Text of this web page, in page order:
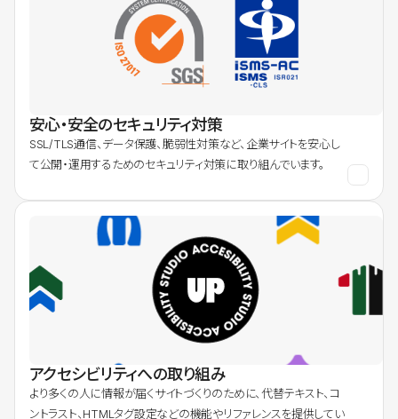
安心・安全のセキュリティ対策
SSL/TLS通信、データ保護、脆弱性対策など、企業サイトを安心し
て公開・運用するためのセキュリティ対策に取り組んでいます。
アクセシビリティへの取り組み
より多くの人に情報が届くサイトづくりのために、代替テキスト、コ
ントラスト、HTMLタグ設定などの機能やリファレンスを提供してい